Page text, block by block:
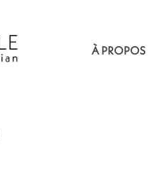
À PROPOS